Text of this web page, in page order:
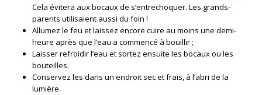
Cela évitera aux bocaux de s’entrechoquer. Les grands-
parents utilisaient aussi du foin !
Allumez le feu et laissez encore cuire au moins une demi-
heure après que l’eau a commencé à bouillir ;
Laisser refroidir l’eau et sortez ensuite les bocaux ou les
bouteilles.
Conservez les dans un endroit sec et frais, à l’abri de la
lumière.